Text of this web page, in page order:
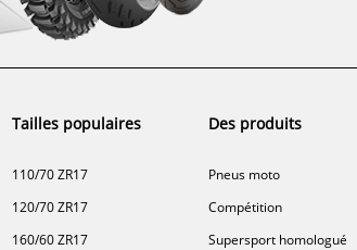
Tailles populaires
110/70 ZR17
120/70 ZR17
160/60 ZR17
Des produits
Pneus moto
Compétition
Supersport homologué